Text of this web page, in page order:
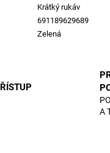
Krátký rukáv
691189629689
Zelená
A